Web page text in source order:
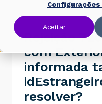
Aceitar
Rejeição
com
informada
resolver?